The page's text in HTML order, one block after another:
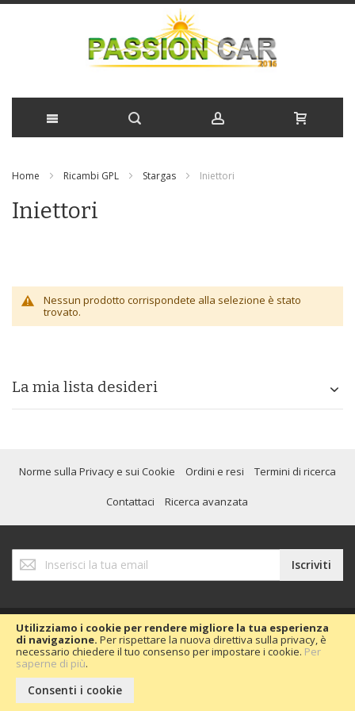
Utilizziamo i cookie per rendere migliore la tua esperienza
di navigazione. Per rispettare la nuova direttiva sulla privacy, è
necessario chiedere il tuo consenso per impostare i cookie. Per
saperne di più.
Consenti i cookie
contenuto
Home Ricambi GPL Stargas Iniettori
Iniettori
Nessun prodotto corrispondete alla selezione è stato
trovato.
La mia lista desideri
Norme sulla Privacy e sui Cookie Ordini e resi Termini di ricerca
Contattaci Ricerca avanzata
alla
nostra
Iscriviti
Copyright © 2020 Passion Car 2016.